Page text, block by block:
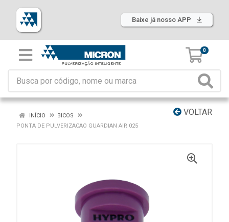
Baixe já nosso APP
0
VOLTAR
INÍCIO
BICOS
PONTA DE PULVERIZACAO GUARDIAN AIR 025